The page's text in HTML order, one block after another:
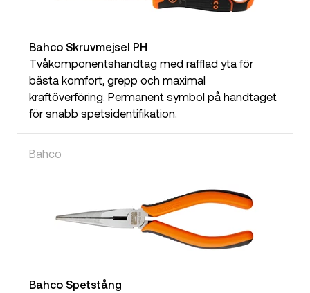
Bahco Skruvmejsel PH
Tvåkomponentshandtag med räfflad yta för
bästa komfort, grepp och maximal
kraftöverföring. Permanent symbol på handtaget
för snabb spetsidentifikation.
Bahco
Bahco Spetstång